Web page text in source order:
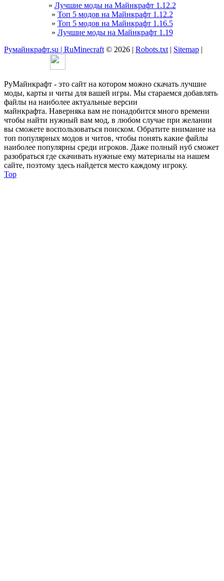
» Лучшие моды на Майнкрафт 1.12.2
» Топ 5 модов на Майнкрафт 1.12.2
» Топ 5 модов на Майнкрафт 1.16.5
» Лучшие моды на Майнкрафт 1.19
Румайнкрафт.su | RuMinecraft © 2026 | Robots.txt | Sitemap |
РуМайнкрафт - это сайт на котором можно скачать лучшие
моды, карты и читы для вашей игры. Мы стараемся добавлять
файлы на наиболее актуальные версии
майнкрафта. Наверняка вам не понадобится много времени
чтобы найти нужный вам мод, в любом случае при желании
вы сможете воспользоваться поиском. Обратите внимание на
топ популярных модов и читов, чтобы понять какие файлы
наиболее популярны среди игроков. Даже полный нуб сможет
разобраться где скачивать нужные ему материалы на нашем
сайте, поэтому здесь найдется место каждому игроку.
Top